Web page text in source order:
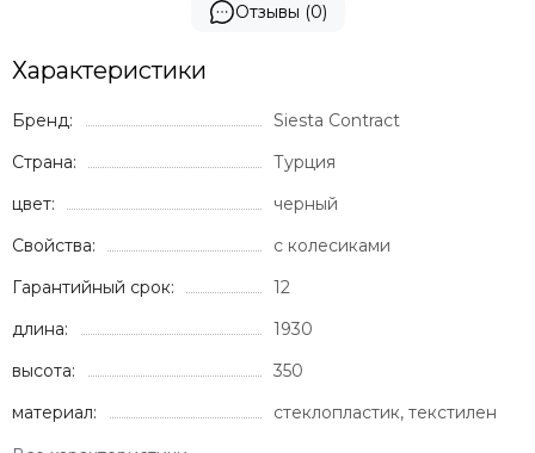
Отзывы (0)
Характеристики
Бренд:
Siesta Contract
Страна:
Турция
цвет:
черный
Свойства:
с колесиками
Гарантийный срок:
12
длина:
1930
высота:
350
материал:
стеклопластик, текстилен